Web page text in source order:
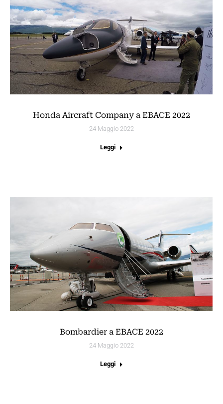
Honda Aircraft Company a EBACE 2022
24 Maggio 2022
Leggi
Bombardier a EBACE 2022
24 Maggio 2022
Leggi